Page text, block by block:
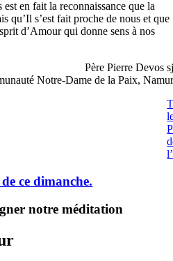
en fait la reconnaissance que la
qu’Il s’est fait proche de nous et que
d’Amour qui donne sens à nos
Père Pierre Devos sj
Notre-Dame de la Paix, Namur
ce dimanche.
notre méditation